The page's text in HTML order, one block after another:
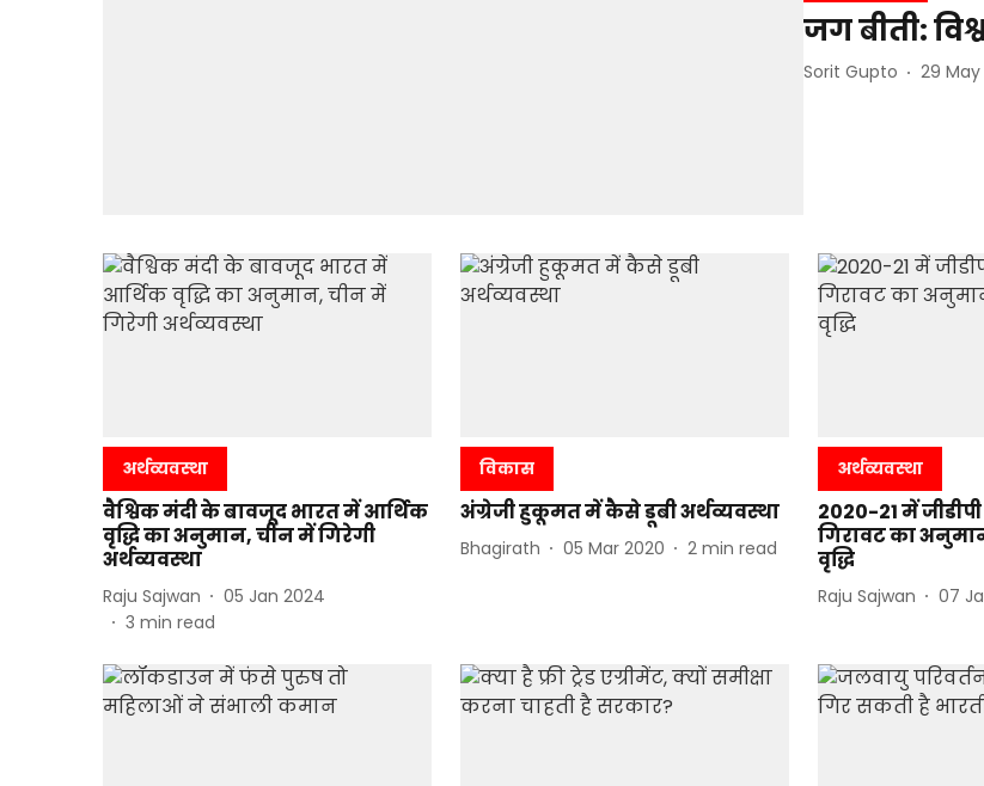
जग बीती:
Sorit Gupto 29 May
अर्थव्यवस्था
वैश्विक मंदी के बावजूद भारत में आर्थिक
वृद्धि का अनुमान, चीन में गिरेगी
अर्थव्यवस्था
Raju Sajwan
05 Jan 2024
3 min read
विकास
अंग्रेजी हुकूमत में कैसे डूबी अर्थव्यवस्था
Bhagirath 05 Mar 2020 2 min read
अर्थव्यवस्था
2020-21 में
गिरावट का
वृद्धि
Raju Sajwan 07